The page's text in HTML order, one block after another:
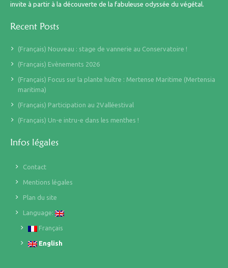
invite à partir à la découverte de la fabuleuse odyssée du végétal.
Recent Posts
(Français) Nouveau : stage de vannerie au Conservatoire !
(Français) Evènements 2026
(Français) Focus sur la plante huître : Mertense Maritime (Mertensia
maritima)
(Français) Participation au 2Valléestival
(Français) Un-e intru-e dans les menthes !
Infos légales
Contact
Mentions légales
Plan du site
Language:
Français
English